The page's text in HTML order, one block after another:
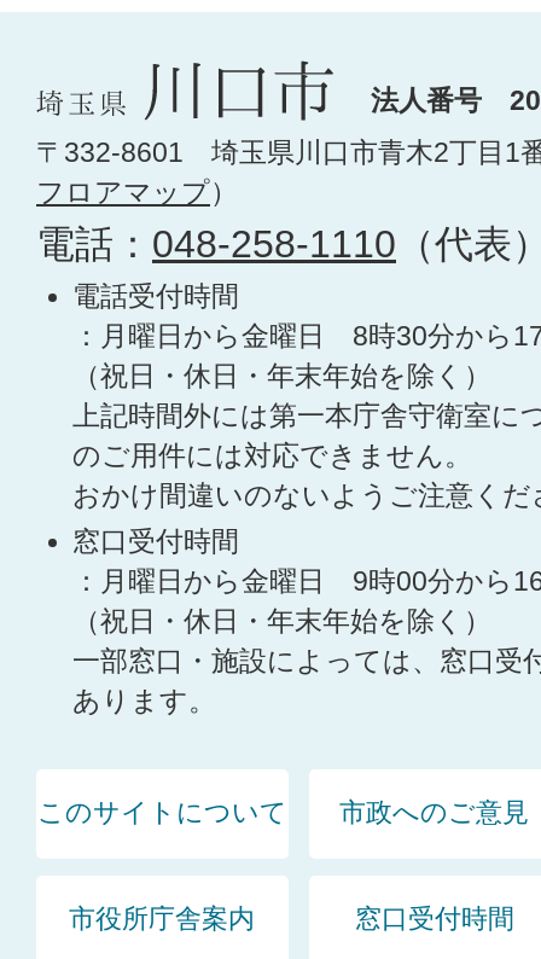
法人番号
〒332-8601 埼玉県川口市青木2丁目1
フロアマップ）
電話： 048-258-1110 （代表
電話受付時間
：月曜日から金曜日 8時30分から
（祝日・休日・年末年始を除く）
上記時間外には第一本庁舎守衛室に
のご用件には対応できません。
おかけ間違いのないようご注意くだ
窓口受付時間
：月曜日から金曜日 9時00分から
（祝日・休日・年末年始を除く）
一部窓口・施設によっては、窓口受
あります。
このサイトについて 市政へのご意見
市役所庁舎案内 窓口受付時間